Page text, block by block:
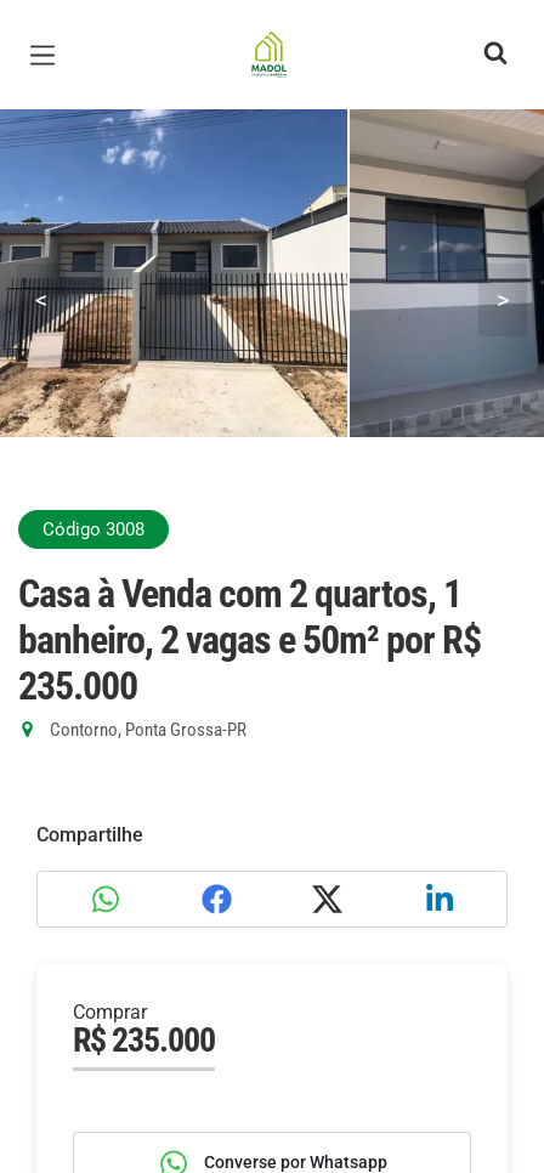
Página inicial
< >
Código 3008
Casa à Venda com 2 quartos, 1
banheiro, 2 vagas e 50m²por R$
235.000
Contorno, Ponta Grossa-PR
Compartilhe
Comprar
R$ 235.000
Converse por Whatsapp